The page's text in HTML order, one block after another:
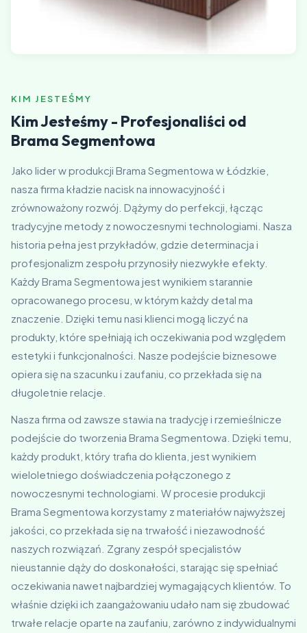
KIM JESTEŚMY
Kim Jesteśmy - Profesjonaliści od
Brama Segmentowa
Jako lider w produkcji Brama Segmentowa w Łódzkie,
nasza firma kładzie nacisk na innowacyjność i
zrównoważony rozwój. Dążymy do perfekcji, łącząc
tradycyjne metody z nowoczesnymi technologiami. Nasza
historia pełna jest przykładów, gdzie determinacja i
profesjonalizm zespołu przynosiły niezwykłe efekty.
Każdy Brama Segmentowa jest wynikiem starannie
opracowanego procesu, w którym każdy detal ma
znaczenie. Dzięki temu nasi klienci mogą liczyć na
produkty, które spełniają ich oczekiwania pod względem
estetyki i funkcjonalności. Nasze podejście biznesowe
opiera się na szacunku i zaufaniu, co przekłada się na
długoletnie relacje.
Nasza firma od zawsze stawia na tradycję i rzemieślnicze
podejście do tworzenia Brama Segmentowa. Dzięki temu,
każdy produkt, który trafia do klienta, jest wynikiem
wieloletniego doświadczenia połączonego z
nowoczesnymi technologiami. W procesie produkcji
Brama Segmentowa korzystamy z materiałów najwyższej
jakości, co przekłada się na trwałość i niezawodność
naszych rozwiązań. Zgrany zespół specjalistów
nieustannie dąży do doskonałości, starając się spełniać
oczekiwania nawet najbardziej wymagających klientów. To
właśnie dzięki ich zaangażowaniu udało nam się zbudować
trwałe relacje oparte na zaufaniu, zarówno z indywidualnymi